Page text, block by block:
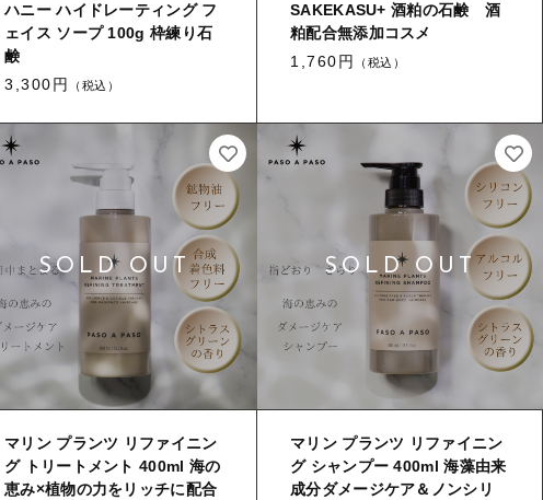
ハニー ハイドレーティング フ
ェイス ソープ 100g 枠練り石
鹸
3,300円
（税込）
SAKEKASU+ 酒粕の石鹸 酒
粕配合無添加コスメ
1,760円
（税込）
マリン プランツ リファイニン
グ トリートメント 400ml 海の
恵み×植物の力をリッチに配合
マリン プランツ リファイニン
グ シャンプー 400ml 海藻由来
成分ダメージケア＆ノンシリ
ファッション
雑貨
ラリーキルト
キリム
ギフトラッピング
その他
新着商品
セール